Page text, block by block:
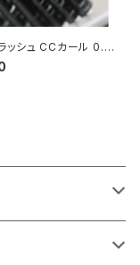
ッシュ CCカール 0.1